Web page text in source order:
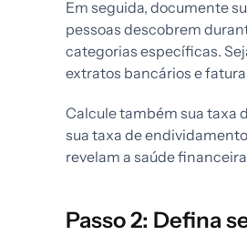
Em seguida, documente
pessoas descobrem
categorias específicas.
extratos bancários e
Calcule também sua taxa
sua taxa de
revelam a saúde
Passo 2: Defina